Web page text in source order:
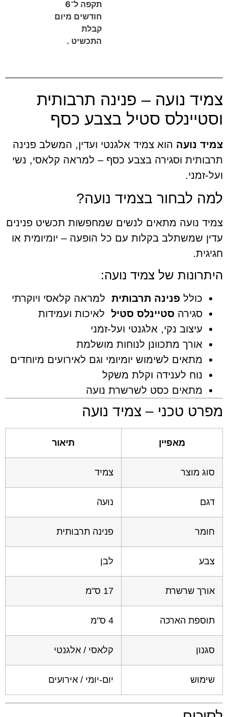
תקפה ל־6
חודשים מיום
התכשיט .
נועה – פנינה תרבותית
סטיל בצבע כסף
הוא צמיד אלגנטי ועדין, המשלב פנינה
וסגירה בצבע כסף – למראה קלאסי, נשי
בצמיד נועה?
מתאים לנשים שמחפשות תכשיט פנינים
בקלות עם כל הופעה – יומיומית או
של צמיד נועה:
פנינה תרבותיתלמראה קלאסי ויוקרתי
סטיינלס סטיל לאיכות ועמידות
נקי, אלגנטי ועל-זמני
מתכוונן לנוחות מושלמת
לשימוש יומיומי וגם לאירועים מיוחדים
לענידה וקלת משקל
כסט לשרשרת נועה
טכני – צמיד נועה
פנינה תרבותית
שרשרת
הארכה
קלאסי / אלגנטי
יום-יומי / אירועים